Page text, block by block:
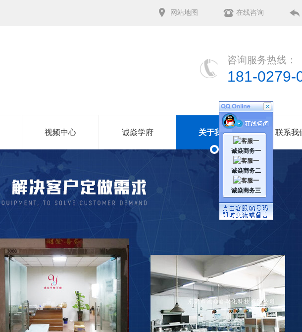
网站地图 在线咨询
咨询服务热线：
181-0279-
视频中心 诚焱学府 关于我们 联系我
诚焱商务一
诚焱商务二
诚焱商务三